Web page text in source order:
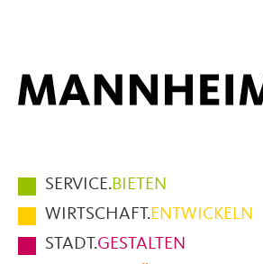
Hauptmenüpunkte
im
Fußbereich
der
SERVICE.BIETEN
WIRTSCHAFT.ENTWICKELN
STADT.GESTALTEN